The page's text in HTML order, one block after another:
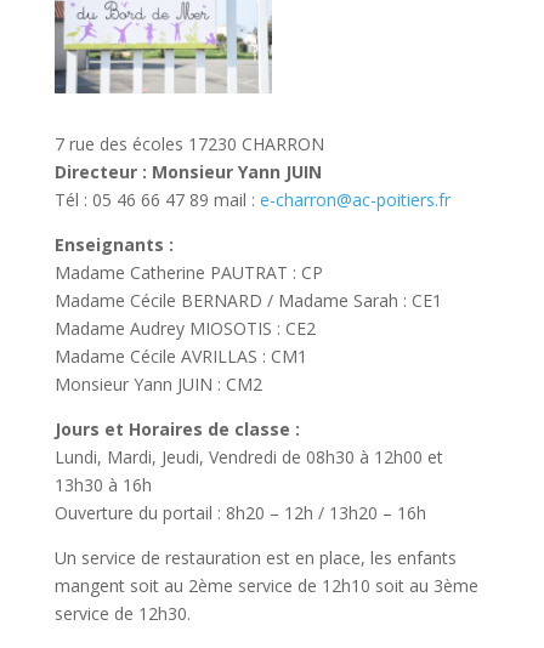
7 rue des écoles 17230 CHARRON
Directeur : Monsieur Yann JUIN
Tél : 05 46 66 47 89 mail : e-charron@ac-poitiers.fr
Enseignants :
Madame Catherine PAUTRAT : CP
Madame Cécile BERNARD / Madame Sarah : CE1
Madame Audrey MIOSOTIS : CE2
Madame Cécile AVRILLAS : CM1
Monsieur Yann JUIN : CM2
Jours et Horaires de classe :
Lundi, Mardi, Jeudi, Vendredi de 08h30 à 12h00 et
13h30 à 16h
Ouverture du portail : 8h20 – 12h / 13h20 – 16h
Un service de restauration est en place, les enfants
mangent soit au 2ème service de 12h10 soit au 3ème
service de 12h30.